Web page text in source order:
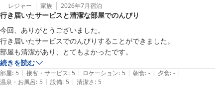
お言葉は、私どもにとって何よりの励みです。
「また宿泊したい」とのお言葉をいただけたことを大変光栄に思い
ます。次回城崎温泉へお越しの際にも、ご家族皆様に心地よいひと
ときをお過ごしいただけるよう、スタッフ一同より一層のおもてな
しに努めてまいります。
またお会いできます日を、心よりお待ちしております。
城崎温泉 湯楽 Ｙｕｒａｋｕ Ｋｉｎｏｓａｋｉ Ｓｐａ＆Ｇａ
ｒｄｅｎｓ
レジャー 家族 2026年7月宿泊
行き届いたサービスと清潔な部屋でのんびり
今回、ありがとうございました。
行き届いたサービスでのんびりすることができました。
部屋も清潔があり、とてもよかったです。
続きを読む
部屋: 5 | 接客・サービス: 5 | ロケーション: 5 | 朝食: - | 夕食: - |
温泉・お風呂: 5 | 設備: 5 | 清潔さ: 5